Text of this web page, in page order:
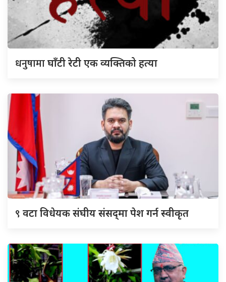
धनुषामाघाँटी रेटी एक व्यक्तिको हत्या
९ वटा विधेयक संघीय संसद्‌मा पेश गर्न स्वीकृत